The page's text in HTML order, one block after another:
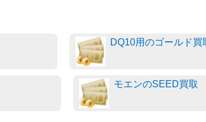
DQ10用のゴールド買
モエンのSEED買取